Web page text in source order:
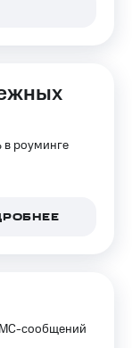
в роуминге
сообщений